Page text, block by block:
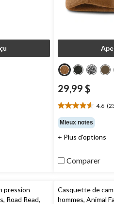
29,99 $
4.6
4.6
étoile(s)
sur
5.
évaluations
Mieux notes
+ Plus d'options
Comparer
pression
Road Read,
Casquette de
hommes, Animal